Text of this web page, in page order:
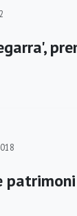
patrimoni